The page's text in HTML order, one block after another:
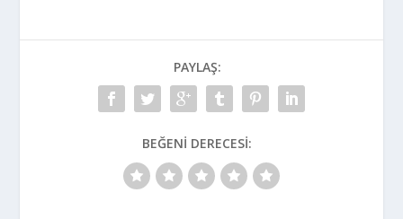
PAYLAŞ:
BEĞENI DERECESI: